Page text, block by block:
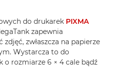
do drukarek PIXMA
zapewnia
zwłaszcza na papierze
Wystarcza to do
rozmiarze 6 × 4 cale bądź